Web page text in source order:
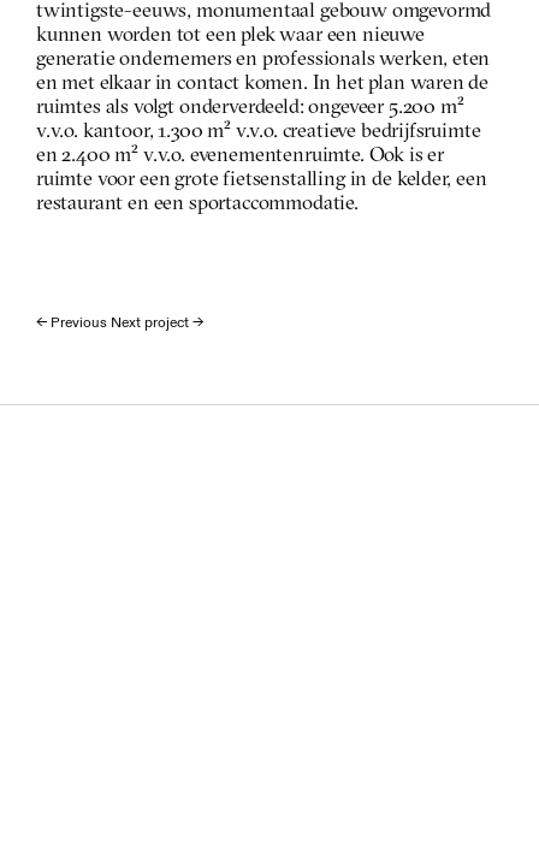
twintigste-eeuws, monumentaal gebouw omgevormd
kunnen worden tot een plek waar een nieuwe
generatie ondernemers en professionals werken, eten
en met elkaar in contact komen. In het plan waren de
ruimtes als volgt onderverdeeld: ongeveer 5.200 m²
v.v.o. kantoor, 1.300 m² v.v.o. creatieve bedrijfsruimte
en 2.400 m² v.v.o. evenementenruimte. Ook is er
ruimte voor een grote fietsenstalling in de kelder, een
restaurant en een sportaccommodatie.
← Previous Next project →